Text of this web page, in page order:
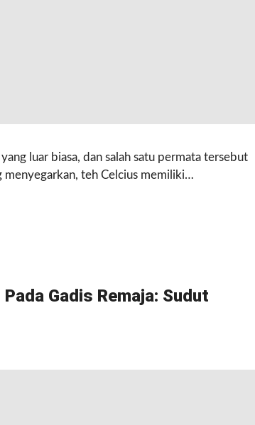
luar biasa, dan salah satu permata tersebut
menyegarkan, teh Celcius memiliki…
Gadis Remaja: Sudut